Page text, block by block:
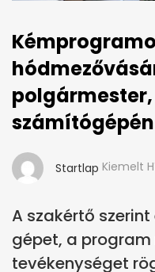
számítógépén
Startlap Kiemelt
A szakértő
gépet, a
tevékenységet